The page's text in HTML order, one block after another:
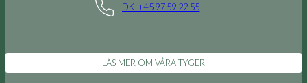
DK: +45 97 59 22 55
LÄS MER OM VÅRA TYGER